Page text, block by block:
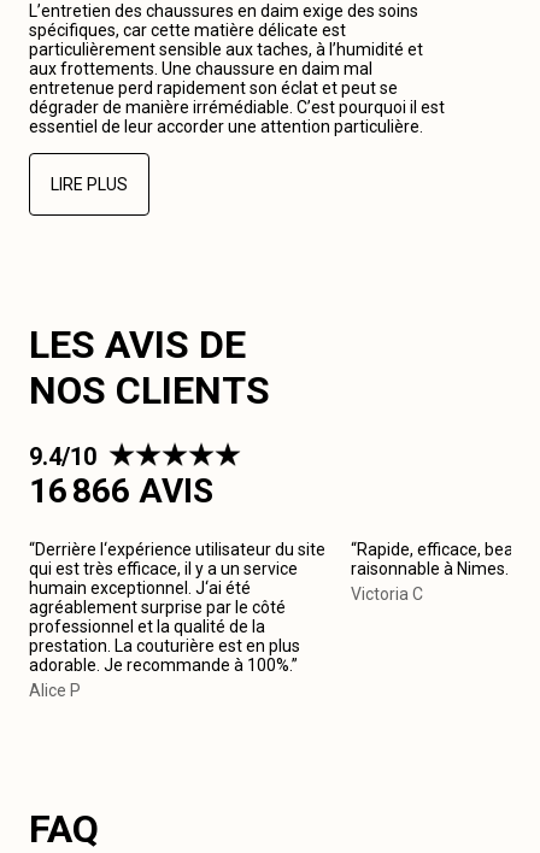
L’entretien des chaussures en daim exige des soins
spécifiques, car cette matière délicate est
particulièrement sensible aux taches, à l’humidité et
aux frottements. Une chaussure en daim mal
entretenue perd rapidement son éclat et peut se
dégrader de manière irrémédiable. C’est pourquoi il est
essentiel de leur accorder une attention particulière.
LIRE PLUS
LES AVIS DE
NOS CLIENTS
9.4/10
16 866 AVIS
“Derrière l‘expérience utilisateur du site
qui est très efficace, il y a un service
humain exceptionnel. J‘ai été
agréablement surprise par le côté
professionnel et la qualité de la
prestation. La couturière est en plus
adorable. Je recommande à 100%.”
Alice P
“Rapide, efficace, beau
raisonnable à Nimes. Je
Victoria C
FAQ